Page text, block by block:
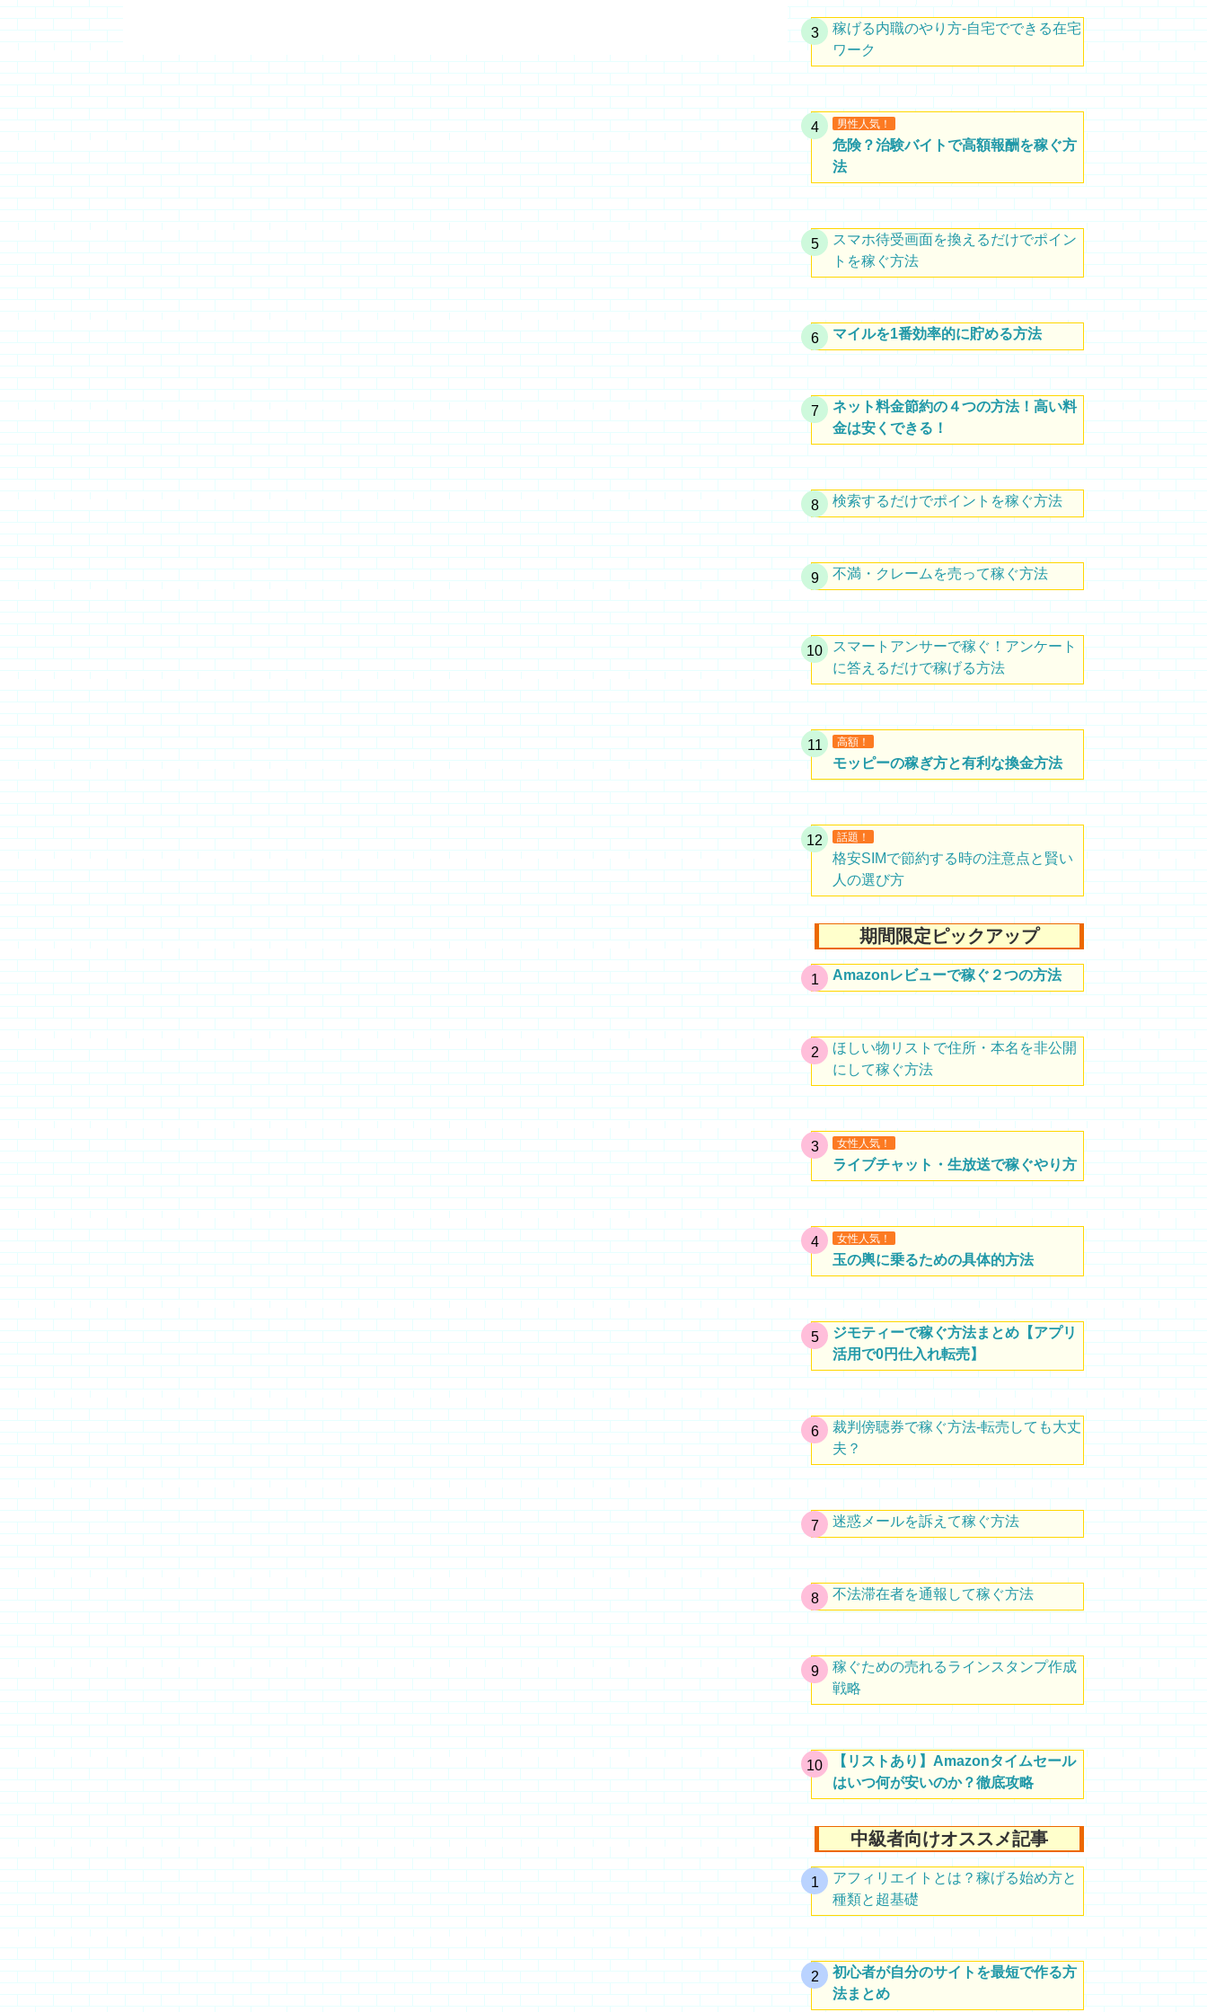
稼げる内職のやり方-自宅でできる在宅
ワーク
男性人気！
危険？治験バイトで高額報酬を稼ぐ方
法
スマホ待受画面を換えるだけでポイン
トを稼ぐ方法
マイルを1番効率的に貯める方法
ネット料金節約の４つの方法！高い料
金は安くできる！
検索するだけでポイントを稼ぐ方法
不満・クレームを売って稼ぐ方法
スマートアンサーで稼ぐ！アンケート
に答えるだけで稼げる方法
高額！
モッピーの稼ぎ方と有利な換金方法
話題！
格安SIMで節約する時の注意点と賢い
人の選び方
期間限定ピックアップ
Amazonレビューで稼ぐ２つの方法
ほしい物リストで住所・本名を非公開
にして稼ぐ方法
女性人気！
ライブチャット・生放送で稼ぐやり方
女性人気！
玉の輿に乗るための具体的方法
ジモティーで稼ぐ方法まとめ【アプリ
活用で0円仕入れ転売】
裁判傍聴券で稼ぐ方法-転売しても大丈
夫？
迷惑メールを訴えて稼ぐ方法
不法滞在者を通報して稼ぐ方法
稼ぐための売れるラインスタンプ作成
戦略
【リストあり】Amazonタイムセール
はいつ何が安いのか？徹底攻略
中級者向けオススメ記事
アフィリエイトとは？稼げる始め方と
種類と超基礎
初心者が自分のサイトを最短で作る方
法まとめ